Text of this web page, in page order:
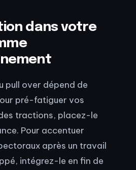
dans votre
pull over dépend de
pré-fatiguer vos
tractions, placez-le
Pour accentuer
après un travail
intégrez-le en fin de